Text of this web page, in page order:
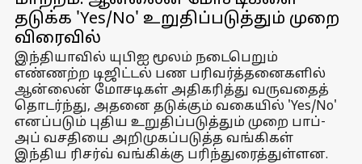
தடுக்க 'Yes/No' உறுதிப்படுத்தும் முறை
விரைவில்
இந்தியாவில் யுபிஐ மூலம் நடைபெறும்
எண்ணற்ற டிஜிட்டல் பண பரிவர்த்தனைகளில்
ஆன்லைன் மோசடிகள் அதிகரித்து வருவதைத்
தொடர்ந்து, அதனை தடுக்கும் வகையில் 'Yes/No'
எனப்படும் புதிய உறுதிப்படுத்தும் முறை பாப்-
அப் வசதியை அறிமுகப்படுத்த வங்கிகள்
இந்திய ரிசர்வ் வங்கிக்கு பரிந்துரைத்துள்ளன.